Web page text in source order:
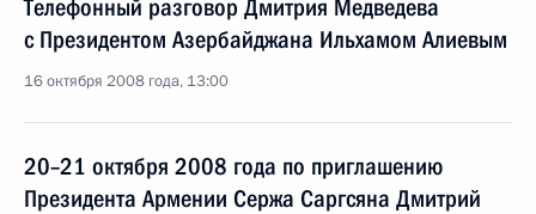
Телефонный разговор Дмитрия Медведева
с Президентом Азербайджана Ильхамом Алиевым
16 октября 2008 года, 13:00
20–21 октября 2008 года по приглашению
Президента Армении Сержа Саргсяна Дмитрий